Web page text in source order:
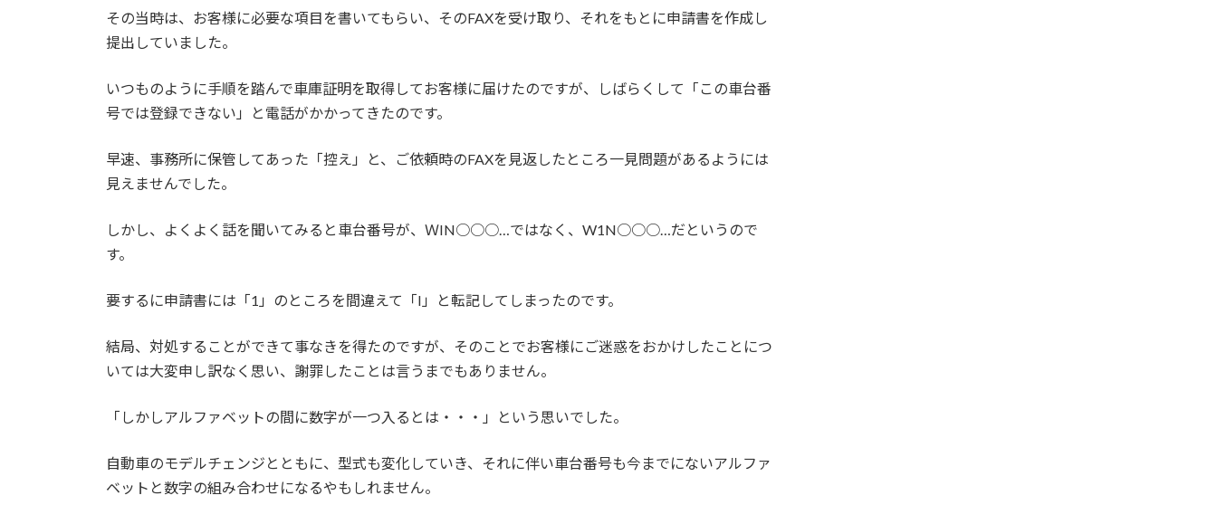
その当時は、お客様に必要な項目を書いてもらい、そのFAXを受け取り、それをもとに申請書を作成し
提出していました。
いつものように手順を踏んで車庫証明を取得してお客様に届けたのですが、しばらくして「この車台番
号では登録できない」と電話がかかってきたのです。
早速、事務所に保管してあった「控え」と、ご依頼時のFAXを見返したところ一見問題があるようには
見えませんでした。
しかし、よくよく話を聞いてみると車台番号が、ＷIN○○○…ではなく、W1N○○○…だというので
す。
要するに申請書には「1」のところを間違えて「I」と転記してしまったのです。
結局、対処することができて事なきを得たのですが、そのことでお客様にご迷惑をおかけしたことにつ
いては大変申し訳なく思い、謝罪したことは言うまでもありません。
「しかしアルファベットの間に数字が一つ入るとは・・・」という思いでした。
自動車のモデルチェンジとともに、型式も変化していき、それに伴い車台番号も今までにないアルファ
ベットと数字の組み合わせになるやもしれません。